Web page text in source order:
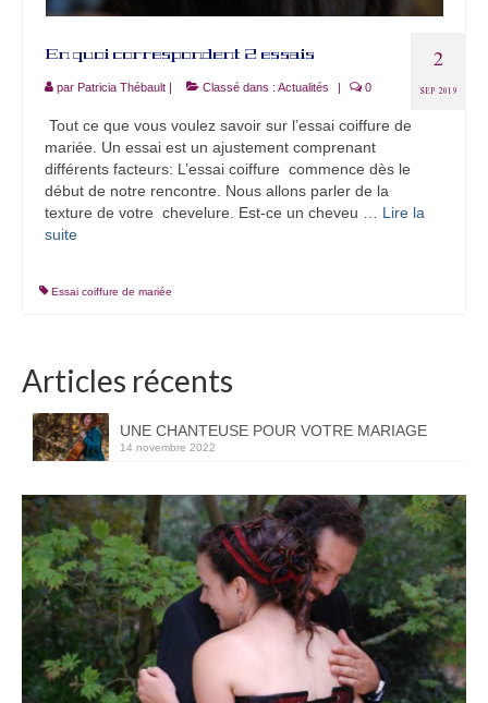
2
SEP 2019
En quoi correspondent 2 essais
par Patricia Thébault | Classé dans : Actualités | 0
Tout ce que vous voulez savoir sur l’essai coiffure de
mariée. Un essai est un ajustement comprenant
différents facteurs: L’essai coiffure commence dès le
début de notre rencontre. Nous allons parler de la
texture de votre chevelure. Est-ce un cheveu … Lire la
suite­­
Essai coiffure de mariée
Articles récents
UNE CHANTEUSE POUR VOTRE MARIAGE
14 novembre 2022